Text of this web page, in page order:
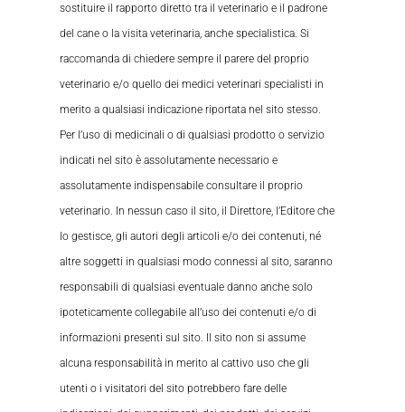
sostituire il rapporto diretto tra il veterinario e il padrone
del cane o la visita veterinaria, anche specialistica. Si
raccomanda di chiedere sempre il parere del proprio
veterinario e/o quello dei medici veterinari specialisti in
merito a qualsiasi indicazione riportata nel sito stesso.
Per l’uso di medicinali o di qualsiasi prodotto o servizio
indicati nel sito è assolutamente necessario e
assolutamente indispensabile consultare il proprio
veterinario. In nessun caso il sito, il Direttore, l’Editore che
lo gestisce, gli autori degli articoli e/o dei contenuti, né
altre soggetti in qualsiasi modo connessi al sito, saranno
responsabili di qualsiasi eventuale danno anche solo
ipoteticamente collegabile all’uso dei contenuti e/o di
informazioni presenti sul sito. Il sito non si assume
alcuna responsabilità in merito al cattivo uso che gli
utenti o i visitatori del sito potrebbero fare delle